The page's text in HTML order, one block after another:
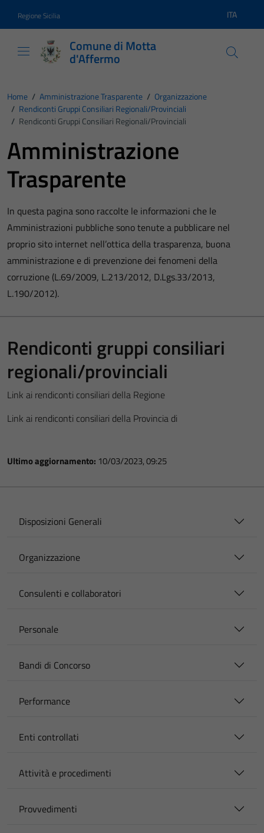
Regione Sicilia Lingua
ITA
Comune di Motta
d'Affermo
Home / Amministrazione Trasparente / Organizzazione
/ Rendiconti Gruppi Consiliari Regionali/provinciali
/ Rendiconti Gruppi Consiliari Regionali/provinciali
Amministrazione
Trasparente
In questa pagina sono raccolte le informazioni che le
Amministrazioni pubbliche sono tenute a pubblicare nel
proprio sito internet nell’ottica della trasparenza, buona
amministrazione e di prevenzione dei fenomeni della
corruzione (L.69/2009, L.213/2012, D.Lgs.33/2013,
L.190/2012).
Rendiconti gruppi consiliari
regionali/provinciali
Link ai rendiconti consiliari della Regione
Link ai rendiconti consiliari della Provincia di
Ultimo aggiornamento: 10/03/2023, 09:25
Disposizioni Generali
Organizzazione
Consulenti e collaboratori
Personale
Bandi di Concorso
Performance
Enti controllati
Attività e procedimenti
Provvedimenti